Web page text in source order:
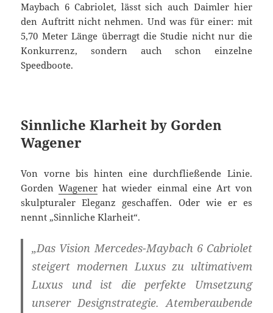
Maybach 6 Cabriolet, lässt sich auch Daimler hier
den Auftritt nicht nehmen. Und was für einer: mit
5,70 Meter Länge überragt die Studie nicht nur die
Konkurrenz, sondern auch schon einzelne
Speedboote.
Sinnliche Klarheit by Gorden
Wagener
Von vorne bis hinten eine durchfließende Linie.
GordenWagener hat wieder einmal eine Art von
skulpturaler Eleganz geschaffen. Oder wie er es
nennt „Sinnliche Klarheit“.
„Das Vision Mercedes-Maybach 6 Cabriolet
steigert modernen Luxus zu ultimativem
Luxus und ist die perfekte Umsetzung
unserer Designstrategie. Atemberaubende